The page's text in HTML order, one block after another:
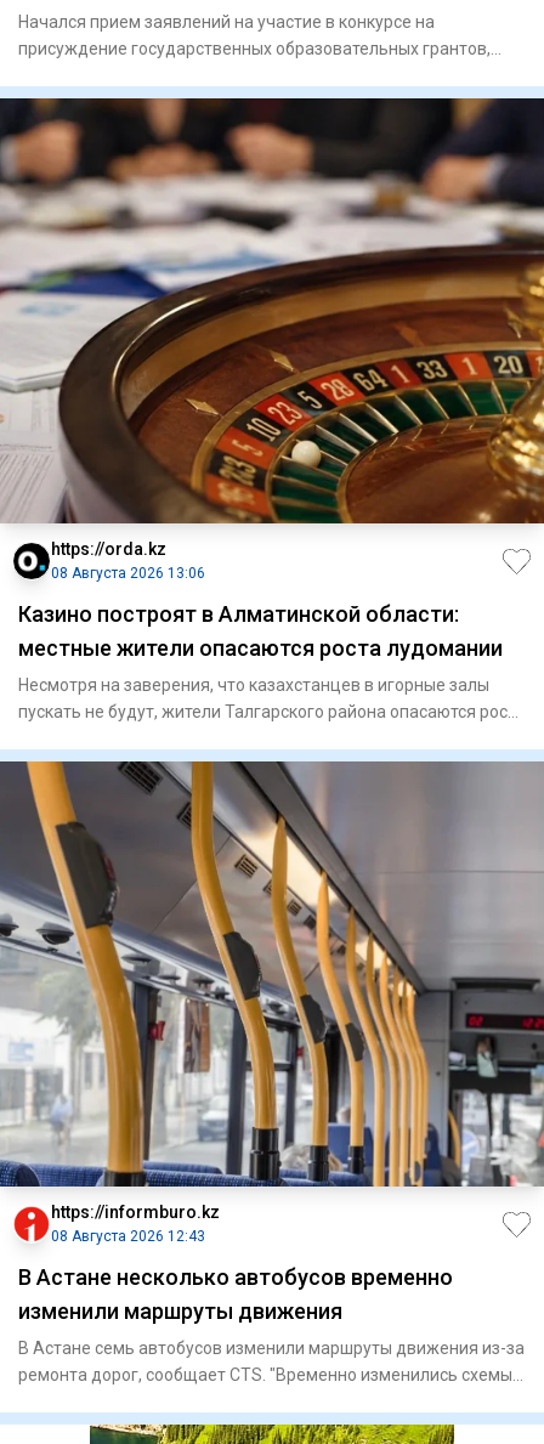
Начался прием заявлений на участие в конкурсе на
присуждение государственных образовательных грантов,
https://orda.kz
08 Августа 2026 13:06
Казино построят в Алматинской области:
местные жители опасаются роста лудомании
Несмотря на заверения, что казахстанцев в игорные залы
пускать не будут, жители Талгарского района опасаются роста
https://informburo.kz
08 Августа 2026 12:43
В Астане несколько автобусов временно
изменили маршруты движения
В Астане семь автобусов изменили маршруты движения из-за
ремонта дорог, сообщает CTS. "Временно изменились схемы